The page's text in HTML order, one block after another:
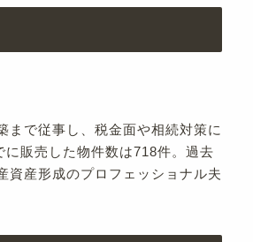
まで従事し、税金面や相続対策に
販売した物件数は718件。過去
資産形成のプロフェッショナル夫